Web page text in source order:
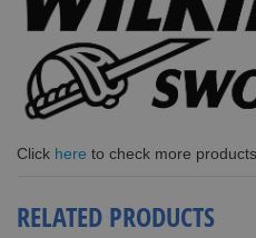
Click here to check more
RELATED PRODUCTS